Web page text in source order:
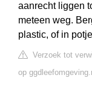
aanrecht liggen
meteen weg.
plastic, of in
Verzoek tot
op